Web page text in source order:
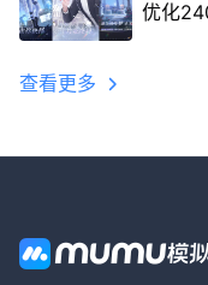
优化
查看更多